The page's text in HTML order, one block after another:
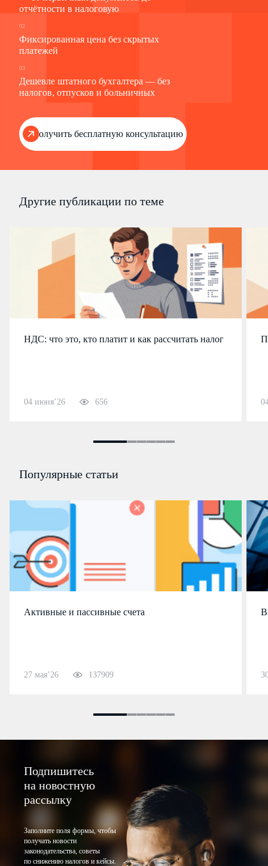
отчётности в налоговую
02
Фиксированная цена без скрытых
платежей
03
Дешевле штатного бухгалтера — без
налогов, отпусков и больничных
Получить бесплатную консультацию
Другие публикации по теме
НДС: что это, кто платит и как рассчитать налог
04 июня’26 656
Популярные статьи
Активные и пассивные счета
27 мая’26 137909
Подпишитесь
на новостную
рассылку
Заполните поля формы, чтобы
получать новости
законодательства, советы
по снижению налогов и кейсы.